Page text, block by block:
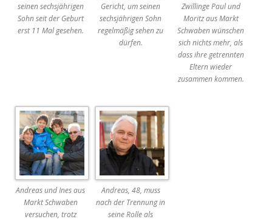
seinen sechsjährigen
Sohn seit der Geburt
erst 11 Mal gesehen.
Gericht, um seinen
sechsjährigen Sohn
regelmäßig sehen zu
dürfen.
Zwillinge Paul und
Moritz aus Markt
Schwaben wünschen
sich nichts mehr, als
dass ihre getrennten
Eltern wieder
zusammen kommen.
Andreas und Ines aus
Markt Schwaben
versuchen, trotz
Andreas, 48, muss
nach der Trennung in
seine Rolle als